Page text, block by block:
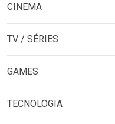
CINEMA
TV / SÉRIES
GAMES
TECNOLOGIA